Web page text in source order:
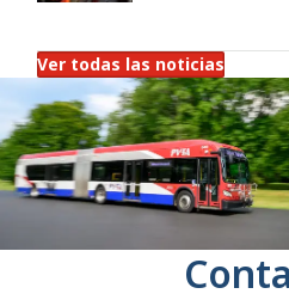
Ver todas las noticias